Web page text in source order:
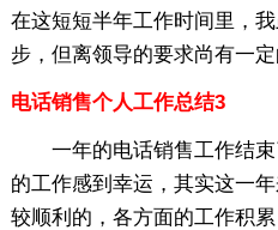
在这短短半年工作时间里，
步，但离领导的要求尚有一定
电话销售个人工作总结3
一年的电话销售工作结束
的工作感到幸运，其实这一
较顺利的，各方面的工作积